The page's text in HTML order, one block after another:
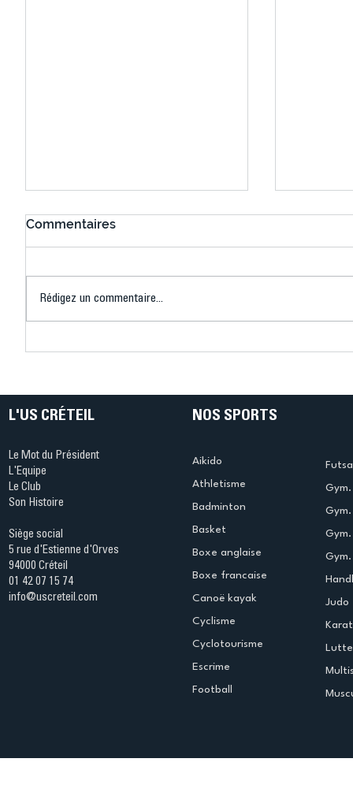
Commentaires
Rédigez un commentaire...
L'US CRÉTEIL
Le Mot du Président
L'Equipe
Le Club
Son Histoire
Siège social
5 rue d'Estienne d'Orves
94000 Créteil
01 42 07 15 74
info@uscreteil.com
NOS SPORTS
Aikido
Athletisme
Badminton
Basket
Boxe anglaise
Boxe francaise
Canoë kayak
Cyclisme
Cyclotourisme
Escrime
Football
Judo
Lutte